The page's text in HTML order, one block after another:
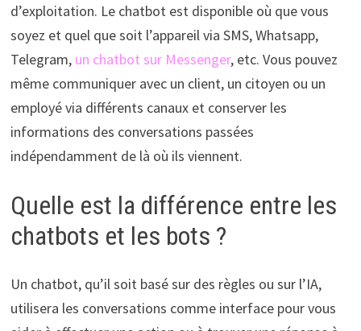
d’exploitation. Le chatbot est disponible où que vous
soyez et quel que soit l’appareil via SMS, Whatsapp,
Telegram, un chatbot sur Messenger, etc. Vous pouvez
même communiquer avec un client, un citoyen ou un
employé via différents canaux et conserver les
informations des conversations passées
indépendamment de là où ils viennent.
Quelle est la différence entre les
chatbots et les bots ?
Un chatbot, qu’il soit basé sur des règles ou sur l’IA,
utilisera les conversations comme interface pour vous